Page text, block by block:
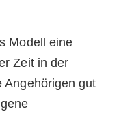
Modell eine
Zeit in der
Angehörigen gut